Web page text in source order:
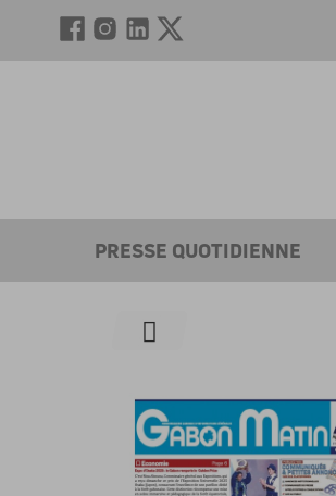
PRESSE QUOTIDIENNE